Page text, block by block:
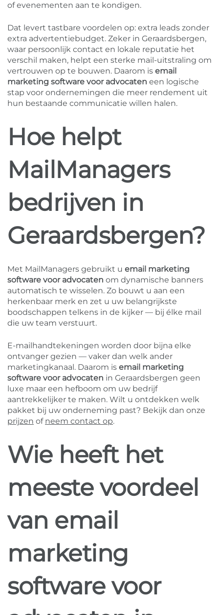
of evenementen aan te kondigen.
Dat levert tastbare voordelen op: extra leads zonder
extra advertentiebudget. Zeker in Geraardsbergen,
waar persoonlijk contact en lokale reputatie het
verschil maken, helpt een sterke mail-uitstraling om
vertrouwen op te bouwen. Daarom is email
marketing software voor advocaten een logische
stap voor ondernemingen die meer rendement uit
hun bestaande communicatie willen halen.
Hoe helpt
MailManagers
bedrijven in
Geraardsbergen?
Met MailManagers gebruikt u email marketing
software voor advocaten om dynamische banners
automatisch te wisselen. Zo bouwt u aan een
herkenbaar merk en zet u uw belangrijkste
boodschappen telkens in de kijker — bij élke mail
die uw team verstuurt.
E-mailhandtekeningen worden door bijna elke
ontvanger gezien — vaker dan welk ander
marketingkanaal. Daarom is email marketing
software voor advocaten in Geraardsbergen geen
luxe maar een hefboom om uw bedrijf
aantrekkelijker te maken. Wilt u ontdekken welk
pakket bij uw onderneming past? Bekijk dan onze
prijzen of neem contact op.
Wie heeft het
meeste voordeel
van email
marketing
software voor